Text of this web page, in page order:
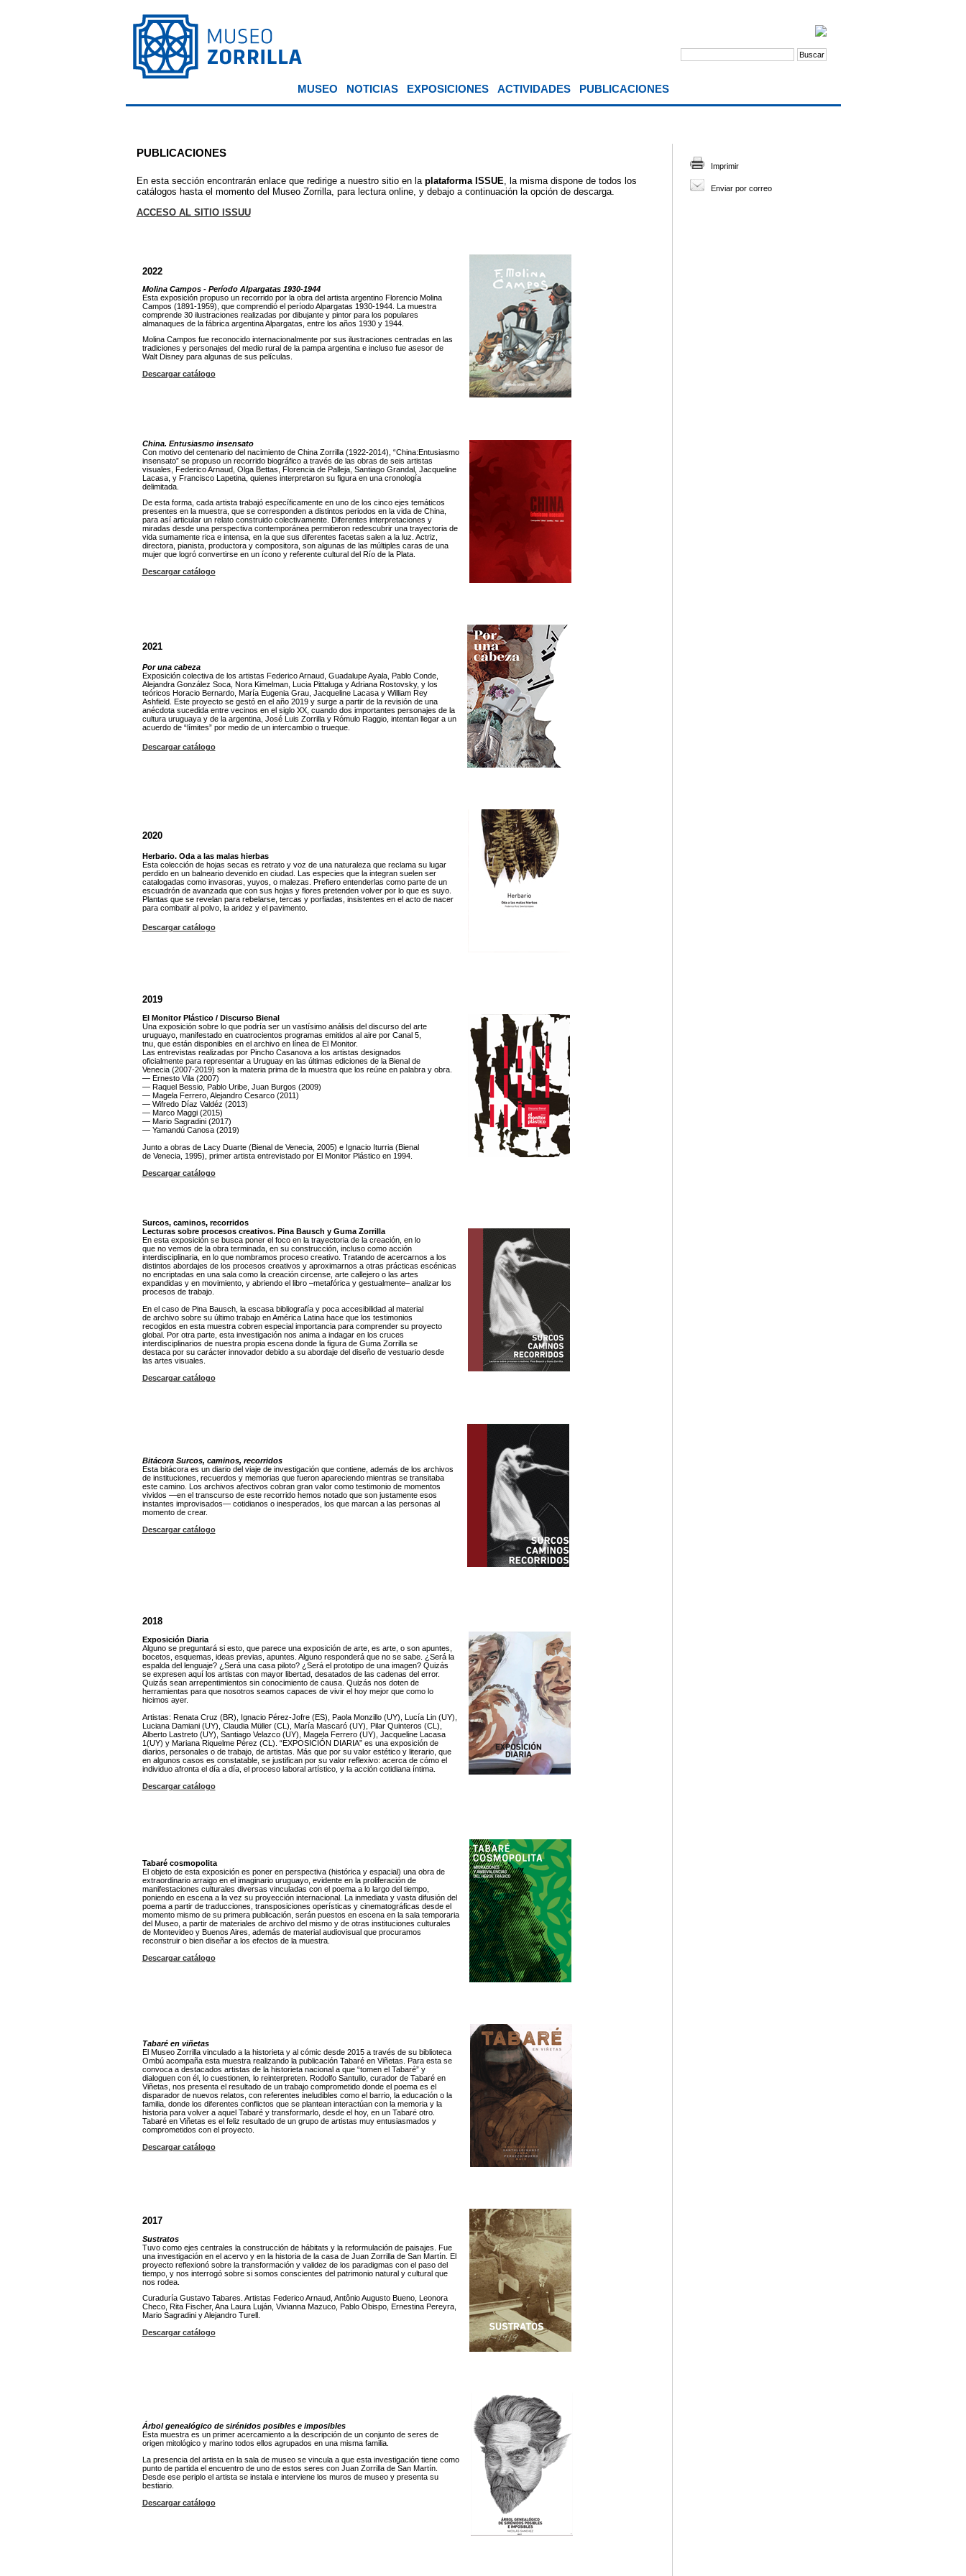
MUSEO NOTICIAS EXPOSICIONES ACTIVIDADES PUBLICACIONES
PUBLICACIONES
En esta sección encontrarán enlace que redirige a nuestro sitio en la plataforma ISSUE, la misma dispone de todos los
catálogos hasta el momento del Museo Zorrilla, para lectura online, y debajo a continuación la opción de descarga.
ACCESO AL SITIO ISSUU
2022
Molina Campos - Período Alpargatas 1930-1944
Esta exposición propuso un recorrido por la obra del artista argentino Florencio Molina
Campos (1891-1959), que comprendió el período Alpargatas 1930-1944. La muestra
comprende 30 ilustraciones realizadas por dibujante y pintor para los populares
almanaques de la fábrica argentina Alpargatas, entre los años 1930 y 1944.
Molina Campos fue reconocido internacionalmente por sus ilustraciones centradas en las
tradiciones y personajes del medio rural de la pampa argentina e incluso fue asesor de
Walt Disney para algunas de sus películas.
Descargar catálogo
China. Entusiasmo insensato
Con motivo del centenario del nacimiento de China Zorrilla (1922-2014), “China:Entusiasmo
insensato” se propuso un recorrido biográfico a través de las obras de seis artistas
visuales, Federico Arnaud, Olga Bettas, Florencia de Palleja, Santiago Grandal, Jacqueline
Lacasa, y Francisco Lapetina, quienes interpretaron su figura en una cronología
delimitada.
De esta forma, cada artista trabajó específicamente en uno de los cinco ejes temáticos
presentes en la muestra, que se corresponden a distintos periodos en la vida de China,
para así articular un relato construido colectivamente. Diferentes interpretaciones y
miradas desde una perspectiva contemporánea permitieron redescubrir una trayectoria de
vida sumamente rica e intensa, en la que sus diferentes facetas salen a la luz. Actriz,
directora, pianista, productora y compositora, son algunas de las múltiples caras de una
mujer que logró convertirse en un ícono y referente cultural del Río de la Plata.
Descargar catálogo
2021
Por una cabeza
Exposición colectiva de los artistas Federico Arnaud, Guadalupe Ayala, Pablo Conde,
Alejandra González Soca, Nora Kimelman, Lucia Pittaluga y Adriana Rostovsky, y los
teóricos Horacio Bernardo, María Eugenia Grau, Jacqueline Lacasa y William Rey
Ashfield. Este proyecto se gestó en el año 2019 y surge a partir de la revisión de una
anécdota sucedida entre vecinos en el siglo XX, cuando dos importantes personajes de la
cultura uruguaya y de la argentina, José Luis Zorrilla y Rómulo Raggio, intentan llegar a un
acuerdo de “límites” por medio de un intercambio o trueque.
Descargar catálogo
2020
Herbario. Oda a las malas hierbas
Esta colección de hojas secas es retrato y voz de una naturaleza que reclama su lugar
perdido en un balneario devenido en ciudad. Las especies que la integran suelen ser
catalogadas como invasoras, yuyos, o malezas. Prefiero entenderlas como parte de un
escuadrón de avanzada que con sus hojas y flores pretenden volver por lo que es suyo.
Plantas que se revelan para rebelarse, tercas y porfiadas, insistentes en el acto de nacer
para combatir al polvo, la aridez y el pavimento.
Descargar catálogo
2019
El Monitor Plástico / Discurso Bienal
Una exposición sobre lo que podría ser un vastísimo análisis del discurso del arte
uruguayo, manifestado en cuatrocientos programas emitidos al aire por Canal 5,
tnu, que están disponibles en el archivo en línea de El Monitor.
Las entrevistas realizadas por Pincho Casanova a los artistas designados
oficialmente para representar a Uruguay en las últimas ediciones de la Bienal de
Venecia (2007-2019) son la materia prima de la muestra que los reúne en palabra y obra.
— Ernesto Vila (2007)
— Raquel Bessio, Pablo Uribe, Juan Burgos (2009)
— Magela Ferrero, Alejandro Cesarco (2011)
— Wifredo Díaz Valdéz (2013)
— Marco Maggi (2015)
— Mario Sagradini (2017)
— Yamandú Canosa (2019)
Junto a obras de Lacy Duarte (Bienal de Venecia, 2005) e Ignacio Iturria (Bienal
de Venecia, 1995), primer artista entrevistado por El Monitor Plástico en 1994.
Descargar catálogo
Surcos, caminos, recorridos
Lecturas sobre procesos creativos. Pina Bausch y Guma Zorrilla
En esta exposición se busca poner el foco en la trayectoria de la creación, en lo
que no vemos de la obra terminada, en su construcción, incluso como acción
interdisciplinaria, en lo que nombramos proceso creativo. Tratando de acercarnos a los
distintos abordajes de los procesos creativos y aproximarnos a otras prácticas escénicas
no encriptadas en una sala como la creación circense, arte callejero o las artes
expandidas y en movimiento, y abriendo el libro –metafórica y gestualmente– analizar los
procesos de trabajo.
En el caso de Pina Bausch, la escasa bibliografía y poca accesibilidad al material
de archivo sobre su último trabajo en América Latina hace que los testimonios
recogidos en esta muestra cobren especial importancia para comprender su proyecto
global. Por otra parte, esta investigación nos anima a indagar en los cruces
interdisciplinarios de nuestra propia escena donde la figura de Guma Zorrilla se
destaca por su carácter innovador debido a su abordaje del diseño de vestuario desde
las artes visuales.
Descargar catálogo
Bitácora Surcos, caminos, recorridos
Esta bitácora es un diario del viaje de investigación que contiene, además de los archivos
de instituciones, recuerdos y memorias que fueron apareciendo mientras se transitaba
este camino. Los archivos afectivos cobran gran valor como testimonio de momentos
vividos —en el transcurso de este recorrido hemos notado que son justamente esos
instantes improvisados— cotidianos o inesperados, los que marcan a las personas al
momento de crear.
Descargar catálogo
2018
Exposición Diaria
Alguno se preguntará si esto, que parece una exposición de arte, es arte, o son apuntes,
bocetos, esquemas, ideas previas, apuntes. Alguno responderá que no se sabe. ¿Será la
espalda del lenguaje? ¿Será una casa piloto? ¿Será el prototipo de una imagen? Quizás
se expresen aquí los artistas con mayor libertad, desatados de las cadenas del error.
Quizás sean arrepentimientos sin conocimiento de causa. Quizás nos doten de
herramientas para que nosotros seamos capaces de vivir el hoy mejor que como lo
hicimos ayer.
Artistas: Renata Cruz (BR), Ignacio Pérez-Jofre (ES), Paola Monzillo (UY), Lucía Lin (UY),
Luciana Damiani (UY), Claudia Müller (CL), María Mascaró (UY), Pilar Quinteros (CL),
Alberto Lastreto (UY), Santiago Velazco (UY), Magela Ferrero (UY), Jacqueline Lacasa
1(UY) y Mariana Riquelme Pérez (CL). “EXPOSICIÓN DIARIA” es una exposición de
diarios, personales o de trabajo, de artistas. Más que por su valor estético y literario, que
en algunos casos es constatable, se justifican por su valor reflexivo: acerca de cómo el
individuo afronta el día a día, el proceso laboral artístico, y la acción cotidiana íntima.
Descargar catálogo
Tabaré cosmopolita
El objeto de esta exposición es poner en perspectiva (histórica y espacial) una obra de
extraordinario arraigo en el imaginario uruguayo, evidente en la proliferación de
manifestaciones culturales diversas vinculadas con el poema a lo largo del tiempo,
poniendo en escena a la vez su proyección internacional. La inmediata y vasta difusión del
poema a partir de traducciones, transposiciones operísticas y cinematográficas desde el
momento mismo de su primera publicación, serán puestos en escena en la sala temporaria
del Museo, a partir de materiales de archivo del mismo y de otras instituciones culturales
de Montevideo y Buenos Aires, además de material audiovisual que procuramos
reconstruir o bien diseñar a los efectos de la muestra.
Descargar catálogo
Tabaré en viñetas
El Museo Zorrilla vinculado a la historieta y al cómic desde 2015 a través de su biblioteca
Ombú acompaña esta muestra realizando la publicación Tabaré en Viñetas. Para esta se
convoca a destacados artistas de la historieta nacional a que “tomen el Tabaré” y
dialoguen con él, lo cuestionen, lo reinterpreten. Rodolfo Santullo, curador de Tabaré en
Viñetas, nos presenta el resultado de un trabajo comprometido donde el poema es el
disparador de nuevos relatos, con referentes ineludibles como el barrio, la educación o la
familia, donde los diferentes conflictos que se plantean interactúan con la memoria y la
historia para volver a aquel Tabaré y transformarlo, desde el hoy, en un Tabaré otro.
Tabaré en Viñetas es el feliz resultado de un grupo de artistas muy entusiasmados y
comprometidos con el proyecto.
Descargar catálogo
2017
Sustratos
Tuvo como ejes centrales la construcción de hábitats y la reformulación de paisajes. Fue
una investigación en el acervo y en la historia de la casa de Juan Zorrilla de San Martín. El
proyecto reflexionó sobre la transformación y validez de los paradigmas con el paso del
tiempo, y nos interrogó sobre si somos conscientes del patrimonio natural y cultural que
nos rodea.
Curaduría Gustavo Tabares. Artistas Federico Arnaud, Antônio Augusto Bueno, Leonora
Checo, Rita Fischer, Ana Laura Luján, Vivianna Mazuco, Pablo Obispo, Ernestina Pereyra,
Mario Sagradini y Alejandro Turell.
Descargar catálogo
Árbol genealógico de sirénidos posibles e imposibles
Esta muestra es un primer acercamiento a la descripción de un conjunto de seres de
origen mitológico y marino todos ellos agrupados en una misma familia.
La presencia del artista en la sala de museo se vincula a que esta investigación tiene como
punto de partida el encuentro de uno de estos seres con Juan Zorrilla de San Martín.
Desde ese periplo el artista se instala e interviene los muros de museo y presenta su
bestiario.
Descargar catálogo
Imprimir
Enviar por correo